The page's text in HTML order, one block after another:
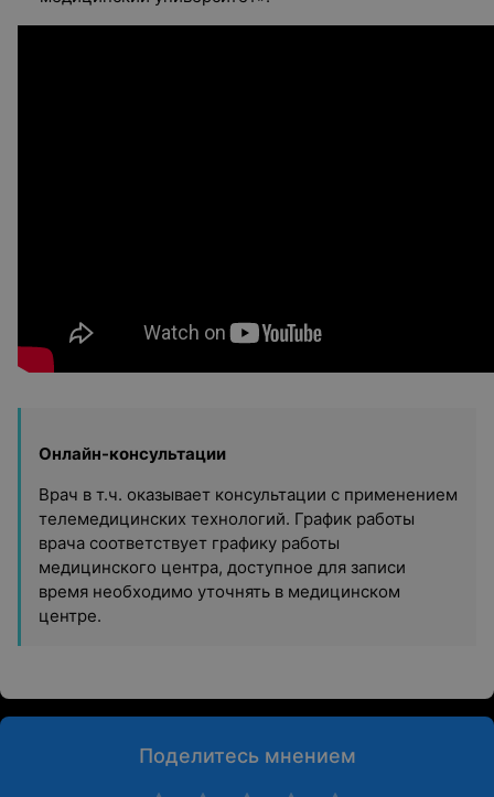
Онлайн-консультации
Врач в т.ч. оказывает консультации с применением
телемедицинских технологий. График работы
врача соответствует графику работы
медицинского центра, доступное для записи
время необходимо уточнять в медицинском
центре.
Поделитесь мнением